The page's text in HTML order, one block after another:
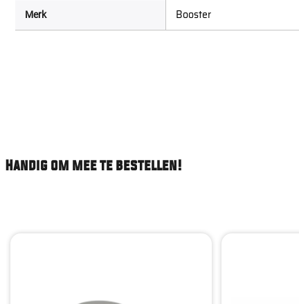
Merk Booster
Handig om mee te bestellen!